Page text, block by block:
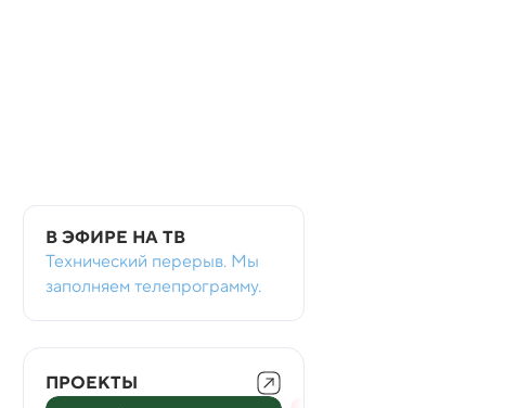
В ЭФИРЕ НА ТВ
Технический перерыв. Мы
заполняем телепрограмму.
ПРОЕКТЫ